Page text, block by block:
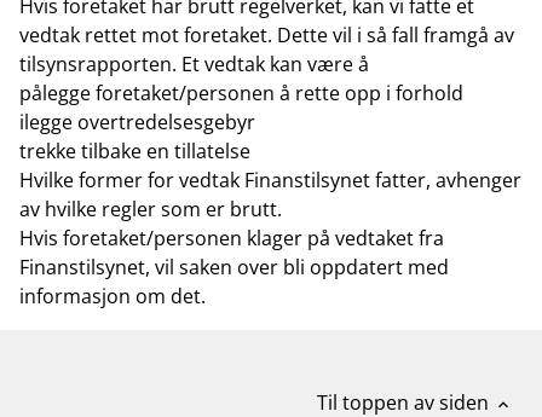
Hvis foretaket har brutt regelverket, kan vi fatte et
vedtak rettet mot foretaket. Dette vil i så fall framgå av
tilsynsrapporten. Et vedtak kan være å
pålegge foretaket/personen å rette opp i forhold
ilegge overtredelsesgebyr
trekke tilbake en tillatelse
Hvilke former for vedtak Finanstilsynet fatter, avhenger
av hvilke regler som er brutt.
Hvis foretaket/personen klager på vedtaket fra
Finanstilsynet, vil saken over bli oppdatert med
informasjon om det.
Til toppen av siden expand_less